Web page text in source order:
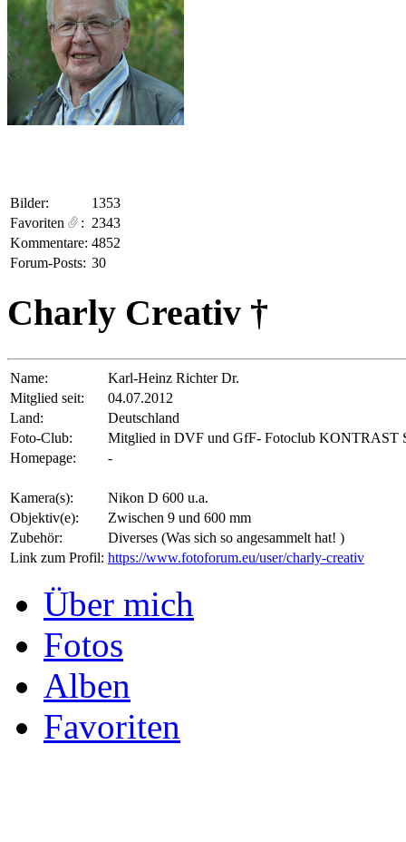
Bilder:
1353
Favoriten
: 2343
Kommentare: 4852
Forum-Posts: 30
Charly Creativ †
Name:
Karl-Heinz Richter Dr.
Mitglied seit:
04.07.2012
Land:
Deutschland
Foto-Club:
Mitglied in DVF und GfF- Fotoclub KONTRAST
Homepage:
-
Kamera(s):
Nikon D 600 u.a.
Objektiv(e):
Zwischen 9 und 600 mm
Zubehör:
Diverses (Was sich so angesammelt hat! )
Link zum Profil: https://www.fotoforum.eu/user/charly-creativ
Über mich
Fotos
Alben
Favoriten